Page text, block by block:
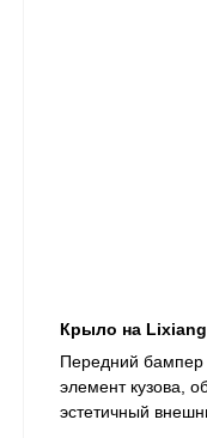
Крыло на
Передний
элемент кузова,
эстетичный